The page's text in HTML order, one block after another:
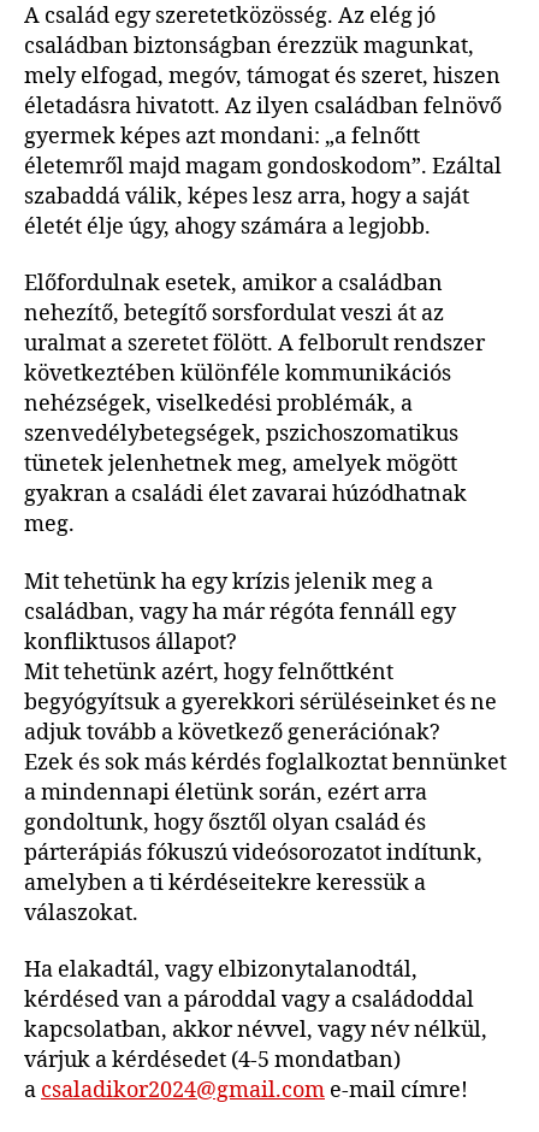
A család egy szeretetközösség. Az elég jó
családban biztonságban érezzük magunkat,
mely elfogad, megóv, támogat és szeret, hiszen
életadásra hivatott. Az ilyen családban felnövő
gyermek képes azt mondani: „a felnőtt
életemről majd magam gondoskodom”. Ezáltal
szabaddá válik, képes lesz arra, hogy a saját
életét élje úgy, ahogy számára a legjobb.
Előfordulnak esetek, amikor a családban
nehezítő, betegítő sorsfordulat veszi át az
uralmat a szeretet fölött. A felborult rendszer
következtében különféle kommunikációs
nehézségek, viselkedési problémák, a
szenvedélybetegségek, pszichoszomatikus
tünetek jelenhetnek meg, amelyek mögött
gyakran a családi élet zavarai húzódhatnak
meg.
Mit tehetünk ha egy krízis jelenik meg a
családban, vagy ha már régóta fennáll egy
konfliktusos állapot?
Mit tehetünk azért, hogy felnőttként
begyógyítsuk a gyerekkori sérüléseinket és ne
adjuk tovább a következő generációnak?
Ezek és sok más kérdés foglalkoztat bennünket
a mindennapi életünk során, ezért arra
gondoltunk, hogy ősztől olyan család és
párterápiás fókuszú videósorozatot indítunk,
amelyben a ti kérdéseitekre keressük a
válaszokat.
Ha elakadtál, vagy elbizonytalanodtál,
kérdésed van a pároddal vagy a családoddal
kapcsolatban, akkor névvel, vagy név nélkül,
várjuk a kérdésedet (4-5 mondatban)
a csaladikor2024@gmail.com e-mail címre!